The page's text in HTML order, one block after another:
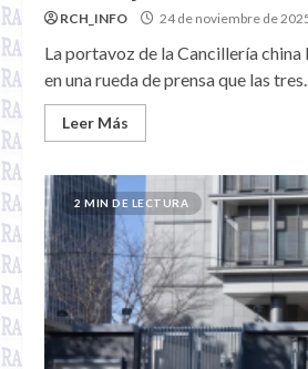
RCH_INFO 24 de noviembre de
La portavoz de la Cancillería
en una rueda de prensa que las
Leer Más
2 MIN DE LECTURA